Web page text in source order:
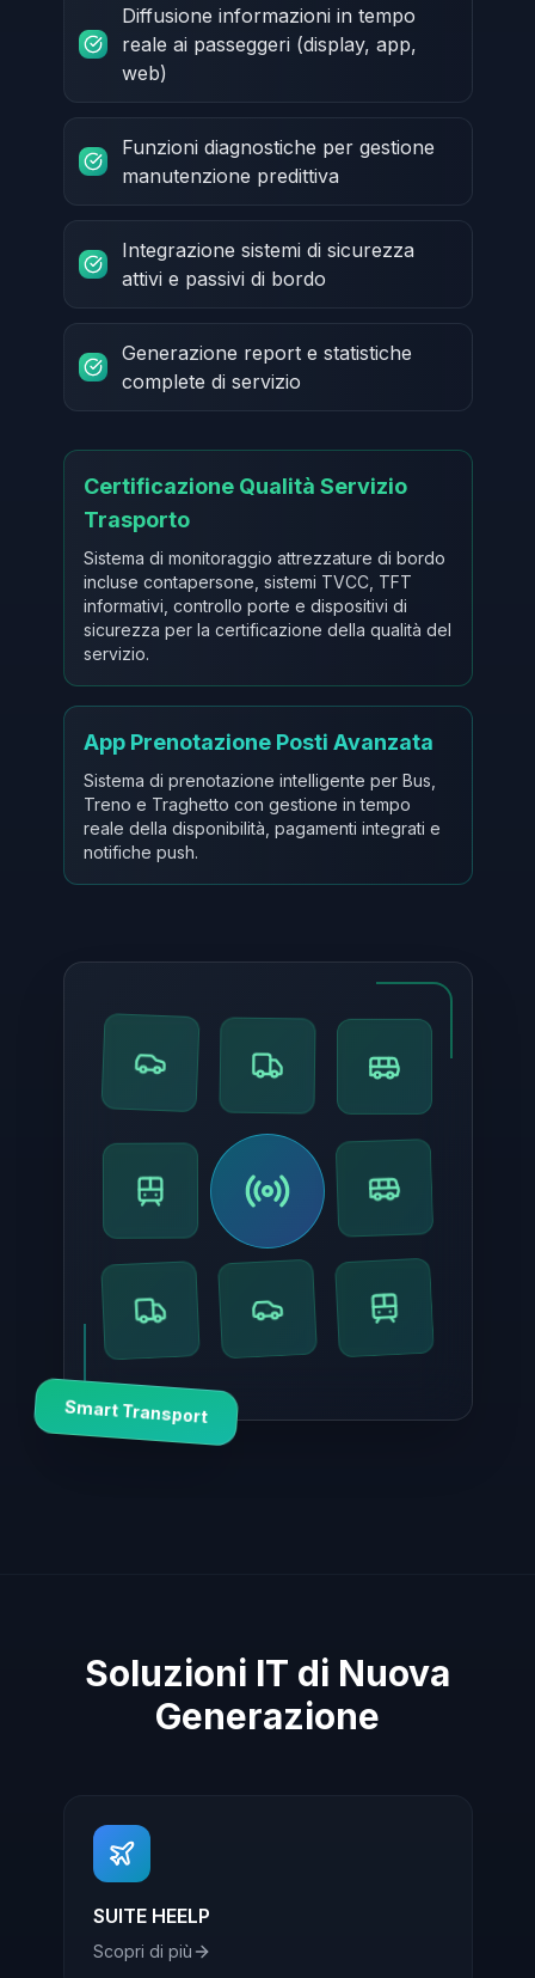
Diffusione informazioni in tempo
reale ai passeggeri (display, app,
web)
Funzioni diagnostiche per gestione
manutenzione predittiva
Integrazione sistemi di sicurezza
attivi e passivi di bordo
Generazione report e statistiche
complete di servizio
Certificazione Qualità Servizio
Trasporto
Sistema di monitoraggio attrezzature di bordo
incluse contapersone, sistemi TVCC, TFT
informativi, controllo porte e dispositivi di
sicurezza per la certificazione della qualità del
servizio.
App Prenotazione Posti Avanzata
Sistema di prenotazione intelligente per Bus,
Treno e Traghetto con gestione in tempo
reale della disponibilità, pagamenti integrati e
notifiche push.
Smart Transport
Soluzioni IT di Nuova
Generazione
SUITE HEELP
Scopri di più